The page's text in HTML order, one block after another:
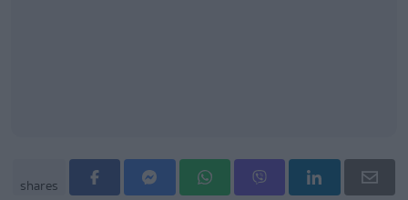
shares